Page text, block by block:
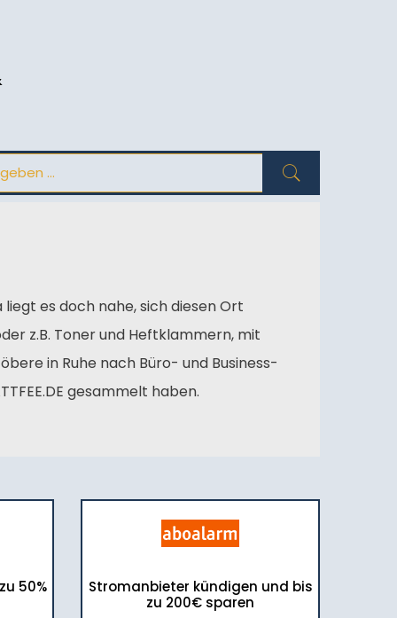
es doch nahe, sich diesen Ort
z.B. Toner und Heftklammern, mit
in Ruhe nach Büro- und Business-
gesammelt haben.
50%
Stromanbieter kündigen und bis
zu 200€ sparen